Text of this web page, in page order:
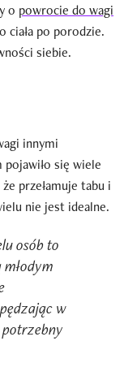
o powrocie do wagi
ciała po porodzie.
siebie.
innymi
się wiele
przełamuje tabu i
nie jest idealne.
osób to
w